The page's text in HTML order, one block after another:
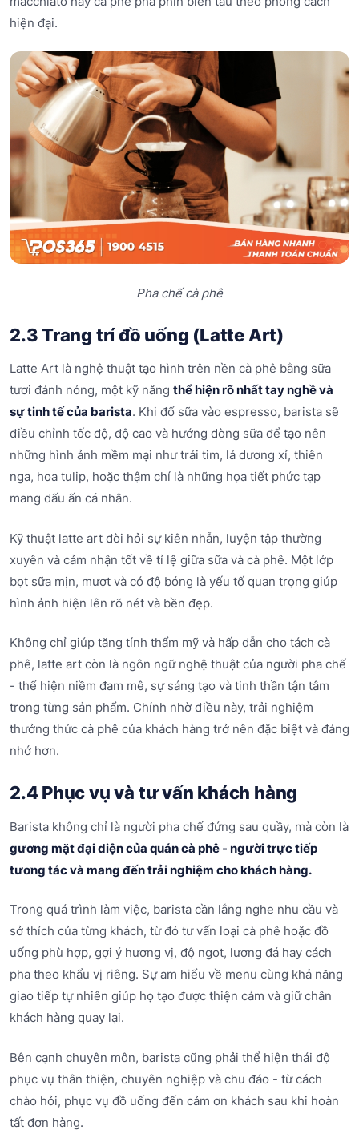
hiện đại.
Pha chế cà phê
2.3 Trang trí đồ uống (Latte Art)
Latte Art là nghệ thuật tạo hình trên nền cà phê bằng sữa
tươi đánh nóng, một kỹ năng thể hiện rõ nhất tay nghề và
sự tinh tế của barista. Khi đổ sữa vào espresso, barista sẽ
điều chỉnh tốc độ, độ cao và hướng dòng sữa để tạo nên
những hình ảnh mềm mại như trái tim, lá dương xỉ, thiên
nga, hoa tulip, hoặc thậm chí là những họa tiết phức tạp
mang dấu ấn cá nhân.
Kỹ thuật latte art đòi hỏi sự kiên nhẫn, luyện tập thường
xuyên và cảm nhận tốt về tỉ lệ giữa sữa và cà phê. Một lớp
bọt sữa mịn, mượt và có độ bóng là yếu tố quan trọng giúp
hình ảnh hiện lên rõ nét và bền đẹp.
Không chỉ giúp tăng tính thẩm mỹ và hấp dẫn cho tách cà
phê, latte art còn là ngôn ngữ nghệ thuật của người pha chế
- thể hiện niềm đam mê, sự sáng tạo và tinh thần tận tâm
trong từng sản phẩm. Chính nhờ điều này, trải nghiệm
thưởng thức cà phê của khách hàng trở nên đặc biệt và đáng
nhớ hơn.
2.4 Phục vụ và tư vấn khách hàng
Barista không chỉ là người pha chế đứng sau quầy, mà còn là
gương mặt đại diện của quán cà phê - người trực tiếp
tương tác và mang đến trải nghiệm cho khách hàng.
Trong quá trình làm việc, barista cần lắng nghe nhu cầu và
sở thích của từng khách, từ đó tư vấn loại cà phê hoặc đồ
uống phù hợp, gợi ý hương vị, độ ngọt, lượng đá hay cách
pha theo khẩu vị riêng. Sự am hiểu về menu cùng khả năng
giao tiếp tự nhiên giúp họ tạo được thiện cảm và giữ chân
khách hàng quay lại.
Bên cạnh chuyên môn, barista cũng phải thể hiện thái độ
phục vụ thân thiện, chuyên nghiệp và chu đáo - từ cách
chào hỏi, phục vụ đồ uống đến cảm ơn khách sau khi hoàn
tất đơn hàng.